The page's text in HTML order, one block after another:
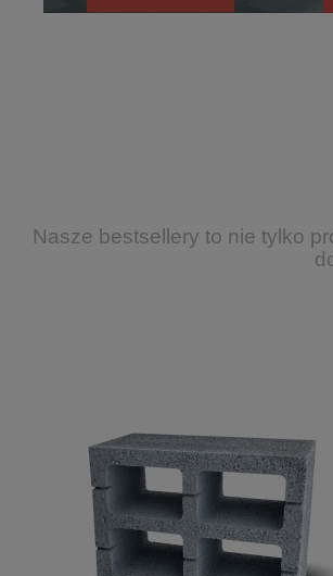
Nasze bestsellery to nie tylko